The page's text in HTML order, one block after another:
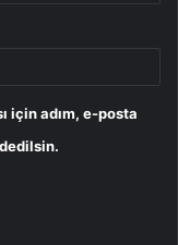
için adım, e-posta